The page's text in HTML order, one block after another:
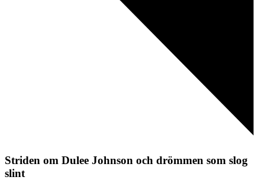
Striden om Dulee Johnson och drömmen som slog
slint